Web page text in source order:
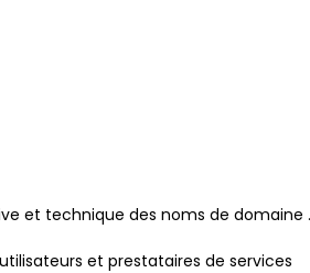
et technique des noms de domaine
et prestataires de services